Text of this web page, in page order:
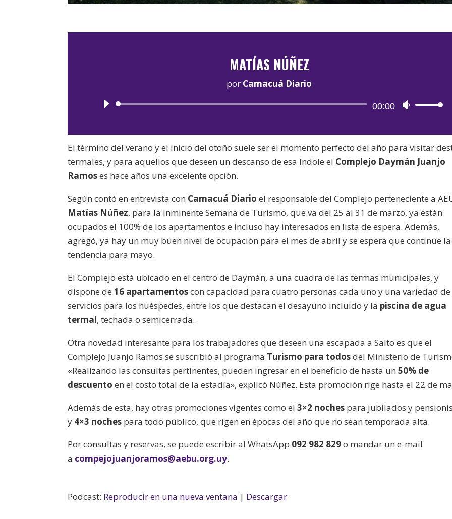
MATÍAS NÚÑEZ
por Camacuá Diario
Reproductor
audio
00:00
Utiliza
teclas
de
flecha
aumentar
o
disminuir
el
El término del verano y el inicio del otoño suele ser el momento perfecto del año para visitar
termales, y para aquellos que deseen un descanso de esa índole el Complejo Daymán Juanjo
Ramoses hace años una excelente opción.
Según contó en entrevista con Camacuá Diario el responsable del Complejo perteneciente a
Matías Núñez, para la inminente Semana de Turismo, que va del 25 al 31 de marzo, ya están
ocupados el 100% de los apartamentos e incluso hay interesados en lista de espera. Además,
agregó, ya hay un muy buen nivel de ocupación para el mes de abril y se espera que continúe la
tendencia para mayo.
El Complejo está ubicado en el centro de Daymán, a una cuadra de las termas municipales, y
dispone de16 apartamentoscon capacidad para cuatro personas cada uno y una variedad de
servicios para los huéspedes, entre los que destacan el desayuno incluido y la piscina de agua
termal, techada o semicerrada.
Otra novedad interesante para los trabajadores que deseen una escapada a Salto es que el
Complejo Juanjo Ramos se suscribió al programa Turismo para todosdel Ministerio de
«Realizando las consultas pertinentes, pueden ingresar en el beneficio de hasta un50% de
descuento en el costo total de la estadía», explicó Núñez. Esta promoción rige hasta el 22 de
Además de esta, hay otras promociones vigentes como el3×2 noches para jubilados y
y 4×3 noches para todo público, que rigen en épocas del año que no sean temporada alta.
Por consultas y reservas, se puede escribir al WhatsApp 092 982 829o mandar un e-mail
a compejojuanjoramos@aebu.org.uy.
Podcast: Reproducir en una nueva ventana | Descargar